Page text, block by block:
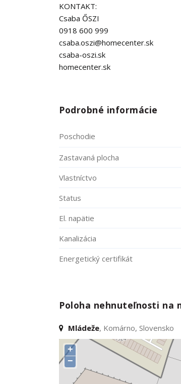
KONTAKT:
Csaba ŐSZI
0918 600 999
csaba.oszi@homecenter.sk
csaba-oszi.sk
homecenter.sk
Podrobné informácie
Poschodie
Zastavaná plocha
Vlastníctvo
Status
El. napätie
Kanalizácia
Energetický certifikát
Poloha nehnuteľnosti na
Mládeže, Komárno, Slovensko
+
−